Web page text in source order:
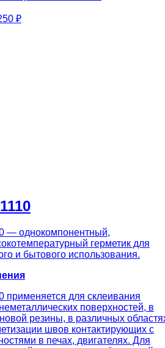
₽
— однокомпонентный,
герметик для
и бытового использования.
для склеивания
поверхностей, в
резины, в различных
швов контактирующих с
в печах, двигателях. Для